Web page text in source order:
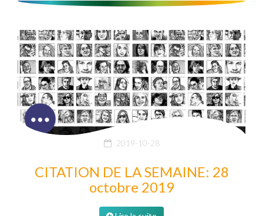
2019-10-28
CITATION DE LA SEMAINE: 28
octobre 2019